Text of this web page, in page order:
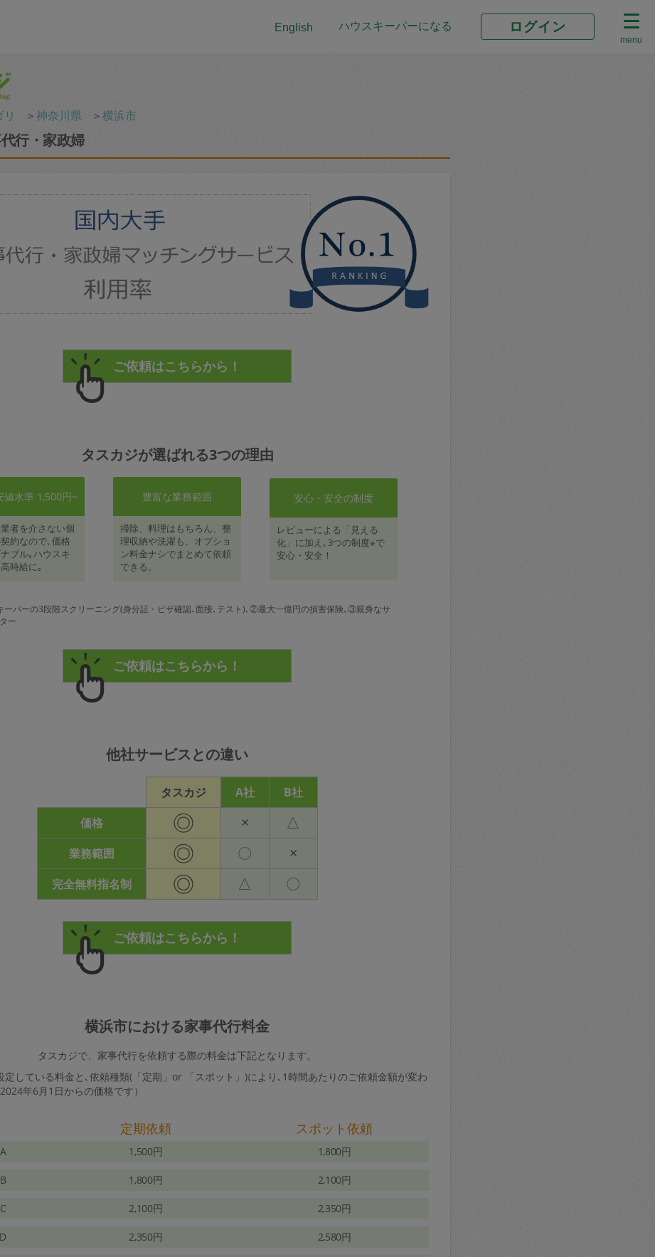
English ハウスキーパーになる ログイン
menu
＞神奈川県 ＞横浜市
行・家政婦
タスカジが選ばれる3つの理由
値水準 1,500円~
者を介さない個
約なので､価格
ブル｡ハウスキ
時給に｡
豊富な業務範囲
掃除、料理はもちろん、整
理収納や洗濯も、オプショ
ン料金ナシでまとめて依頼
できる。
安心・安全の制度
レビューによる「見える
化」に加え､3つの制度※で
安心・安全！
パーの3段階スクリーニング(身分証・ビザ確認､面接､テスト)､②最大一億円の損害保険､③親身なサ
ー
他社サービスとの違い
タスカジ A社
B社
価格
◎ × △
業務範囲 ◎ 〇 ×
完全無料指名制 ◎ △ 〇
横浜市における家事代行料金
タスカジで、家事代行を依頼する際の料金は下記となります。
定している料金と､依頼種類(「定期」or 「スポット」)により､1時間あたりのご依頼金額が変わ
年6月1日からの価格です）
定期依頼 スポット依頼
1,500円 1,800円
1,800円 2,100円
2,100円 2,350円
2,350円 2,580円